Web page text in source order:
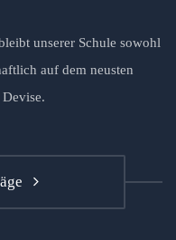
unserer Schule sowohl
auf dem neusten